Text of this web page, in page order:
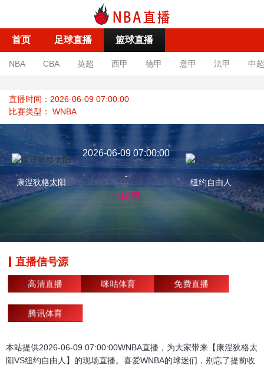
首页 足球直播 篮球直播
NBA CBA 英超 西甲 德甲 意甲 法甲 中超
直播时间：2026-06-09 07:00:00
比赛类型： WNBA
康涅狄格太阳
2026-06-09 07:00:00
-
已结束
纽约自由人
直播信号源
高清直播 咪咕体育 免费直播
腾讯体育
本站提供2026-06-09 07:00:00WNBA直播，为大家带来【康涅狄格太
阳VS纽约自由人】的现场直播。喜爱WNBA的球迷们，别忘了提前收